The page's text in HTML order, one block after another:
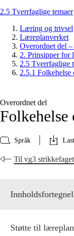
2.5 Tverrfaglige temaer
Læring og trivsel
Læreplanverket
Overordnet del
2. Prinsipper
2.5 Tverrfaglige
2.5.1
Overordnet del
Språk
Til vg3 strikkefaget
Støtte til